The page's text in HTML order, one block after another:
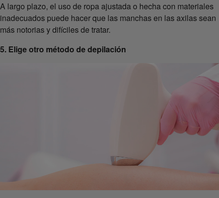
A largo plazo, el uso de ropa ajustada o hecha con materiales
inadecuados puede hacer que las manchas en las axilas sean
más notorias y difíciles de tratar.
5. Elige otro método de depilación